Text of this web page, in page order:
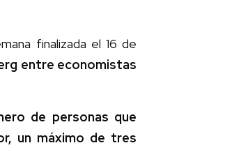
finalizada el 16 de
entre economistas
de personas que
un máximo de tres